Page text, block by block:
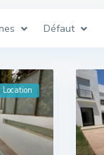
Défaut
Location